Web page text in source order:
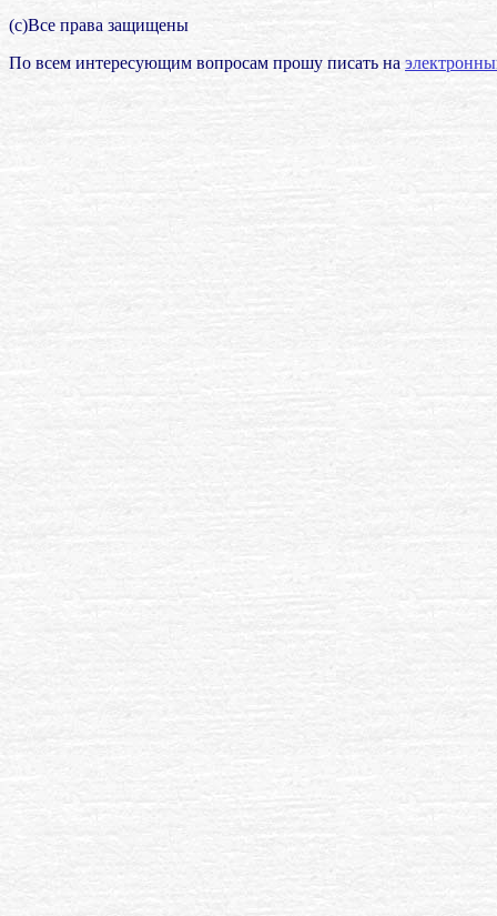
(с)Все права защищены
По всем интересующим вопросам прошу писать на